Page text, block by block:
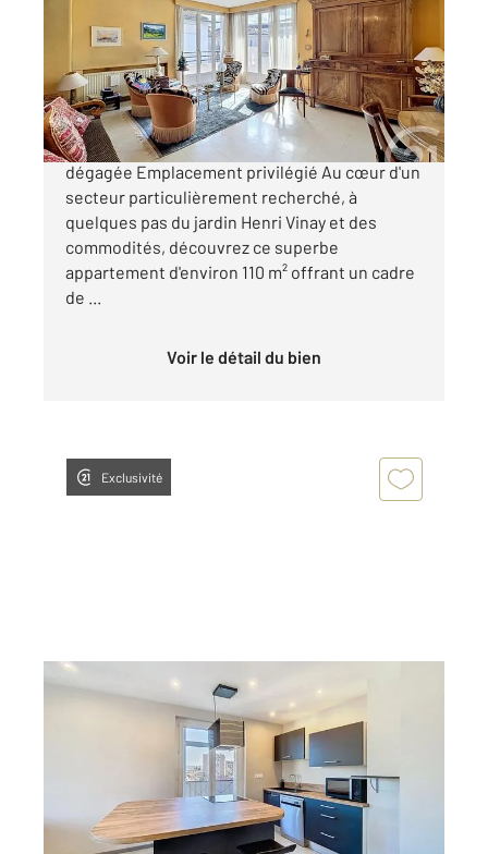
Appartement T4 à vendre
183 000 €
Appartement - 110 m² - T4 avec terrasse et vue
dégagée Emplacement privilégié Au cœur d'un
secteur particulièrement recherché, à
quelques pas du jardin Henri Vinay et des
commodités, découvrez ce superbe
appartement d'environ 110 m² offrant un cadre
de ...
Voir le détail du bien
Exclusivité
LE PUY EN VELAY 43
, 5 pièces
Appartement F3 Bis à vendre
170 000 €
Visiter le site dédié